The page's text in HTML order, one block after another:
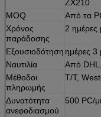
ZX210
MOQ
Από τα
Χρόνος
παράδοσης
2
Εξουσιοδότησηημέρες 3
Ναυτιλία
Από
Μέθοδοι
πληρωμής
T/T,
Δυνατότητα
ανεφοδιασμού
500 PC/